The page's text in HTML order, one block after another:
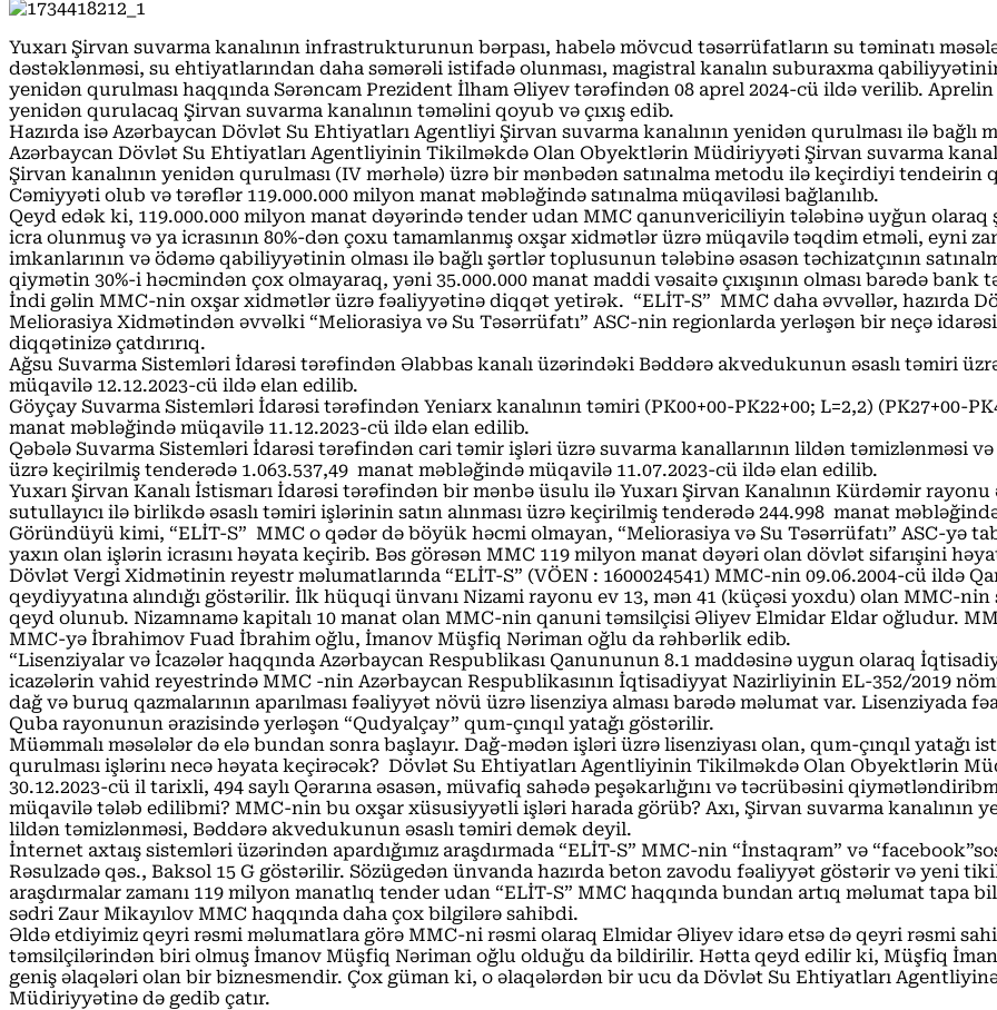
Yuxarı Şirvan suvarma kanalının infrastrukturunun bərpası, habelə mövcud təsərrüfatların su təminatı
dəstəklənməsi, su ehtiyatlarından daha səmərəli istifadə olunması, magistral kanalın suburaxma
yenidən qurulması haqqında Sərəncam Prezident İlham Əliyev tərəfindən 08 aprel 2024-cü ildə verilib.
yenidən qurulacaq Şirvan suvarma kanalının təməlini qoyub və çıxış edib.
Hazırda isə Azərbaycan Dövlət Su Ehtiyatları Agentliyi Şirvan suvarma kanalının yenidən qurulması ilə
Azərbaycan Dövlət Su Ehtiyatları Agentliyinin Tikilməkdə Olan Obyektlərin Müdiriyyəti Şirvan suvarma
Şirvan kanalının yenidən qurulması (IV mərhələ) üzrə bir mənbədən satınalma metodu ilə keçirdiyi
Cəmiyyəti olub və tərəflər 119.000.000 milyon manat məbləğində satınalma müqaviləsi bağlanılıb.
Qeyd edək ki, 119.000.000 milyon manat dəyərində tender udan MMC qanunvericiliyin tələbinə uyğun
icra olunmuş və ya icrasının 80%-dən çoxu tamamlanmış oxşar xidmətlər üzrə müqavilə təqdim etməli, eyni
imkanlarının və ödəmə qabiliyyətinin olması ilə bağlı şərtlər toplusunun tələbinə əsasən təchizatçının
qiymətin 30%-i həcmindən çox olmayaraq, yəni 35.000.000 manat maddi vəsaitə çıxışının olması barədə bank
İndi gəlin MMC-nin oxşar xidmətlər üzrə fəaliyyətinə diqqət yetirək. “ELİT-S” MMC daha əvvəllər, hazırda
Meliorasiya Xidmətindən əvvəlki “Meliorasiya və Su Təsərrüfatı” ASC-nin regionlarda yerləşən bir neçə
diqqətinizə çatdırırıq.
Ağsu Suvarma Sistemləri İdarəsi tərəfindən Əlabbas kanalı üzərindəki Bəddərə akvedukunun əsaslı təmiri
müqavilə 12.12.2023-cü ildə elan edilib.
Göyçay Suvarma Sistemləri İdarəsi tərəfindən Yeniarx kanalının təmiri (PK00+00-PK22+00; L=2,2) (PK27+00-
manat məbləğində müqavilə 11.12.2023-cü ildə elan edilib.
Qəbələ Suvarma Sistemləri İdarəsi tərəfindən cari təmir işləri üzrə suvarma kanallarının lildən təmizlənməsi və
üzrə keçirilmiş tenderədə 1.063.537,49 manat məbləğində müqavilə 11.07.2023-cü ildə elan edilib.
Yuxarı Şirvan Kanalı İstismarı İdarəsi tərəfindən bir mənbə üsulu ilə Yuxarı Şirvan Kanalının Kürdəmir
sutullayıcı ilə birlikdə əsaslı təmiri işlərinin satın alınması üzrə keçirilmiş tenderədə 244.998 manat
Göründüyü kimi, “ELİT-S” MMC o qədər də böyük həcmi olmayan, “Meliorasiya və Su Təsərrüfatı” ASC-yə
yaxın olan işlərin icrasını həyata keçirib. Bəs görəsən MMC 119 milyon manat dəyəri olan dövlət sifarışini
Dövlət Vergi Xidmətinin reyestr məlumatlarında “ELİT-S” (VÖEN : 1600024541) MMC-nin 09.06.2004-cü ildə
qeydiyyatına alındığı göstərilir. İlk hüquqi ünvanı Nizami rayonu ev 13, mən 41 (küçəsi yoxdu) olan MMC-
qeyd olunub. Nizamnamə kapitalı 10 manat olan MMC-nin qanuni təmsilçisi Əliyev Elmidar Eldar oğludur.
MMC-yə İbrahimov Fuad İbrahim oğlu, İmanov Müşfiq Nəriman oğlu da rəhbərlik edib.
“Lisenziyalar və İcazələr haqqında Azərbaycan Respublikası Qanununun 8.1 maddəsinə uygun olaraq
icazələrin vahid reyestrində MMC -nin Azərbaycan Respublikasının İqtisadiyyat Nazirliyinin EL-352/2019
dağ və buruq qazmalarının aparılması fəaliyyət növü üzrə lisenziya alması barədə məlumat var.
Quba rayonunun ərazisində yerləşən “Qudyalçay” qum-çınqıl yatağı göstərilir.
Müəmmalı məsələlər də elə bundan sonra başlayır. Dağ-mədən işləri üzrə lisenziyası olan, qum-çınqıl yatağı
qurulması işlərinı necə həyata keçirəcək? Dövlət Su Ehtiyatları Agentliyinin Tikilməkdə Olan Obyektlərin
30.12.2023-cü il tarixli, 494 saylı Qərarına əsasən, müvafiq sahədə peşəkarlığını və təcrübəsini
müqavilə tələb edilibmi? MMC-nin bu oxşar xüsusiyyətli işləri harada görüb? Axı, Şirvan suvarma kanalının
lildən təmizlənməsi, Bəddərə akvedukunun əsaslı təmiri demək deyil.
İnternet axtaış sistemləri üzərindən apardığımız araşdırmada “ELİT-S” MMC-nin “İnstaqram” və
Rəsulzadə qəs., Baksol 15 G göstərilir. Sözügedən ünvanda hazırda beton zavodu fəaliyyət göstərir və yeni
araşdırmalar zamanı 119 milyon manatlıq tender udan “ELİT-S” MMC haqqında bundan artıq məlumat
sədri Zaur Mikayılov MMC haqqında daha çox bilgilərə sahibdi.
Əldə etdiyimiz qeyri rəsmi məlumatlara görə MMC-ni rəsmi olaraq Elmidar Əliyev idarə etsə də qeyri rəsmi
təmsilçilərindən biri olmuş İmanov Müşfiq Nəriman oğlu olduğu da bildirilir. Hətta qeyd edilir ki, Müşfiq
geniş əlaqələri olan bir biznesmendir. Çox güman ki, o əlaqələrdən bir ucu da Dövlət Su Ehtiyatları
Müdiriyyətinə də gedib çatır.